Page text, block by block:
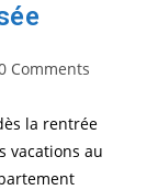
Comments
la rentrée
vacations au